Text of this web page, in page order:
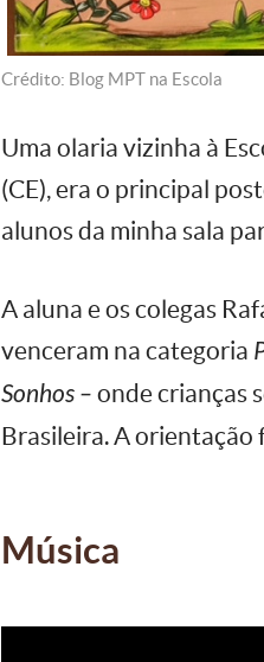
Crédito: Blog MPT na Escola
Uma olaria vizinha à
(CE), era o principal
alunos da minha sala
A aluna e os colegas
venceram na categoria
Sonhos – onde crianças
Brasileira. A orientação
Música